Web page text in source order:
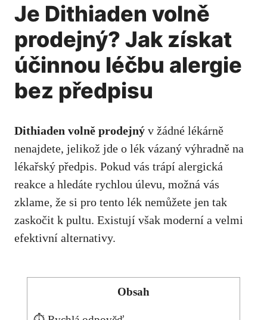
Je Dithiaden volně
prodejný? Jak získat
účinnou léčbu alergie
bez předpisu
Dithiaden volně prodejný v žádné lékárně
nenajdete, jelikož jde o lék vázaný výhradně na
lékařský předpis. Pokud vás trápí alergická
reakce a hledáte rychlou úlevu, možná vás
zklame, že si pro tento lék nemůžete jen tak
zaskočit k pultu. Existují však moderní a velmi
efektivní alternativy.
Obsah